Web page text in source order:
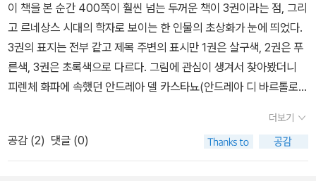
『데카메론』의 성취는 이전 시대와의 확고한 단절에서 찾아야 할 것이
다. 『데카메론』의 인물들은 죽고 나서 다가올 저세상을 준비하는 것
에는 관심이 없다. 그보다 ‘지금 여기’의 현세에서 맞닥뜨린 난관을 극
복하고 성취감과 즐거움을 온몸으로 만끽하는 데 골몰한다. 『데카메
론』은 지극히 구체적이고 적나라한 우리 삶의 풍경을 돌아보게 만든
제시하지 않는다. 『데카메론』에서 우리가 읽어 낼 수 있는 것은 궁극
의 이상과 전형적 이념이 부재하는 상태가 우리를 둘러싼, 우리가 살
아가는 현실이라는 깨달음이다.(「작품 해설」 중에서) 『데카메론』 속
로주점'이 당시 상당히 문제작이었던것처럼 데카메론은 그 당시 교회
에서 마땅찮게 생각하지 않았을까 생각된다. 수녀나 수도사들이 성생
활을 탐닉하는 이야기라니 말이다. 또 이를 통해 시대의 변화를, 중세
를 지나 근대가 가까워옴을 느낄 수 있다. 여담. '보카치오'하면 떠오
르는 것이 1990년대 성인비디오이다. 비디오 가게에는 '보카치오 19
92' 이런 식의 제목에 수영복을 입은 남녀가 나란히 서 있는 포스터를
종종 볼 수 있었다. 성인 남녀의 코믹하고 야한 이야기. 데카메론을 읽
이 책을 본 순간 400쪽이 훨씬 넘는 두꺼운 책이 3권이라는 점, 그리
고 르네상스 시대의 학자로 보이는 한 인물의 초상화가 눈에 띄었다.
3권의 표지는 전부 같고 제목 주변의 표시만 1권은 살구색, 2권은 푸
른색, 3권은 초록색으로 다르다. 그림에 관심이 생겨서 찾아봤더니
피렌체 화파에 속했던 안드레아 델 카스타뇨(안드레아 디 바르톨로
는 빌라 카르두치로부터 주문받은 ‘남녀 명사들 연작’의 일부로, 총 아
홉 점의 초상으로 구성되었으며 이 초상화의 주인공은 세 명의 피렌
체 군 지휘관(파리나타 델리 우베르티, 피포 스파노, 니콜로 아치아이
더보기
공감 (2) 댓글 (0)